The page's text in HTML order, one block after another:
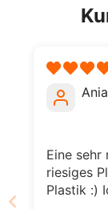
Ania
Eine sehr
riesiges
Plastik :)